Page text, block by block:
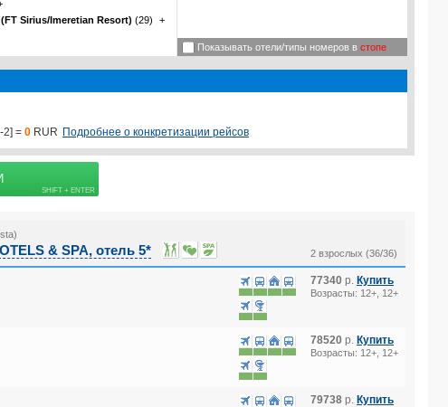
Показывать отели/типы номеров в стопе
Sirius/Imeretian Resort) (29)
+
2] = 0 RUR Подробнее о конкретизации рейсов
страховке
& SPA, отель 5* 2 взрослых (36/36)
77340 р. Купить
Возрасты: 12+, 12+
78520 р. Купить
Возрасты: 12+, 12+
79738 р. Купить